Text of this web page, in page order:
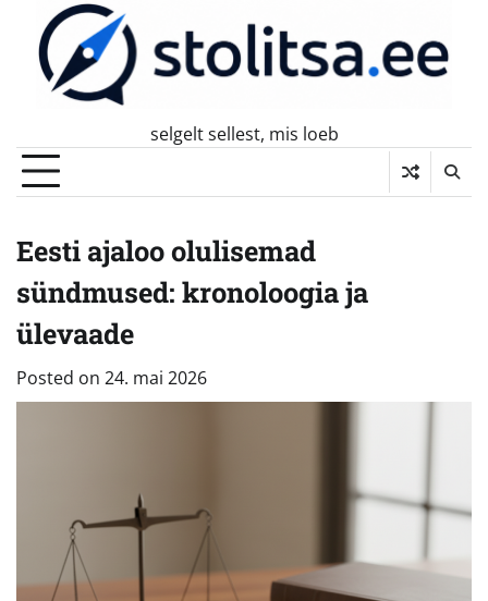
content
selgelt sellest, mis loeb
Eesti ajaloo olulisemad
sündmused: kronoloogia ja
ülevaade
Posted on 24. mai 2026